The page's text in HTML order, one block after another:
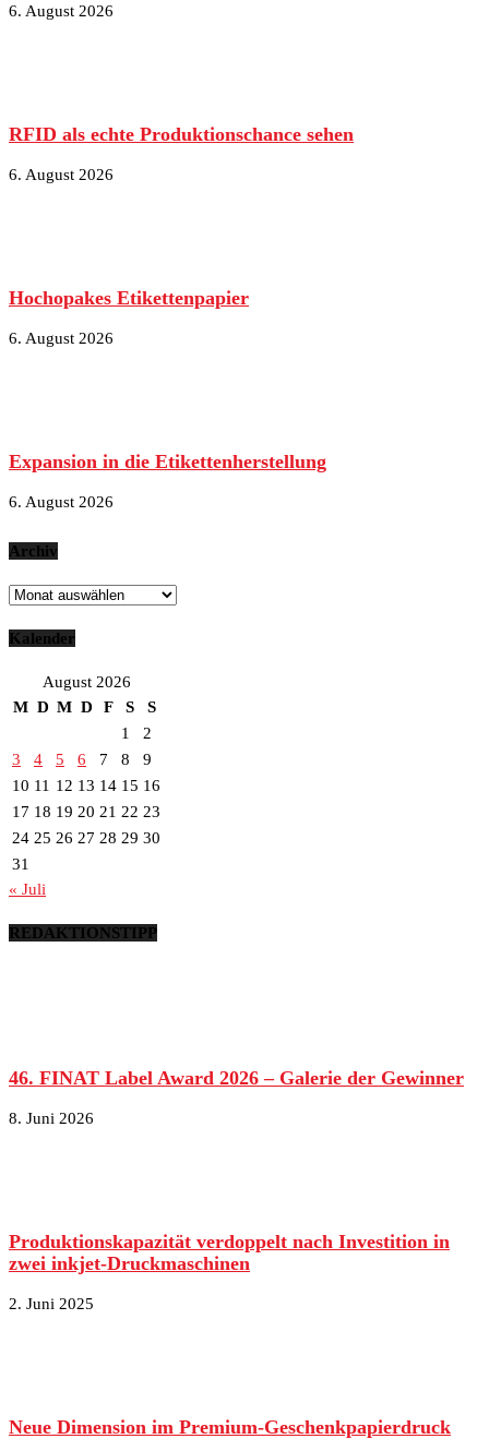
6. August 2026
RFID als echte Produktionschance sehen
6. August 2026
Hochopakes Etikettenpapier
6. August 2026
Expansion in die Etikettenherstellung
6. August 2026
Archiv
Archiv
Kalender
August 2026
M D M D F S
S
1
2
3
4 5 6 7 8
9
10 11 12 13 14 15 16
17 18 19 20 21 22 23
24 25 26 27 28 29 30
31
« Juli
REDAKTIONSTIPP
46. FINAT Label Award 2026 – Galerie der Gewinner
8. Juni 2026
Produktionskapazität verdoppelt nach Investition in
zwei inkjet-Druckmaschinen
2. Juni 2025
Neue Dimension im Premium-Geschenkpapierdruck